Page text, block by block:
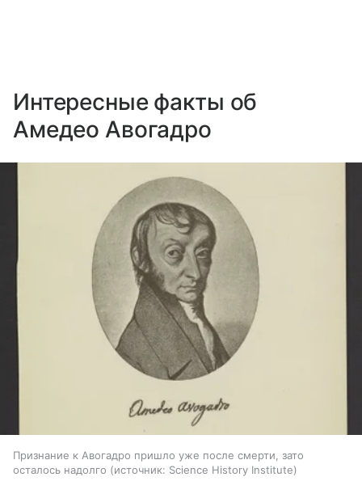
Интересные факты об
Амедео Авогадро
Признание к Авогадро пришло уже после смерти, зато
осталось надолго
источник: Science History Institute